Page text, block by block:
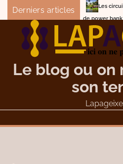
Skip
content
Derniers articles
Les circuits de
Comment
Le blog ou on
son